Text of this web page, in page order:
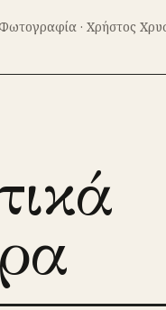
· Χρήστος